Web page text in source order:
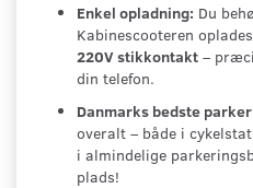
Enkel opladning: Du
Kabinescooteren
220V stikkontakt –
din telefon.
Danmarks bedste
overalt – både i
i almindelige
plads!